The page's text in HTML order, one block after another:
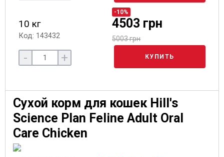
10 кг
Код: 143432
-10%
4503 грн
5003 грн
- + КУПИТЬ
Сухой корм для кошек Hill's
Science Plan Feline Adult Oral
Care Chicken